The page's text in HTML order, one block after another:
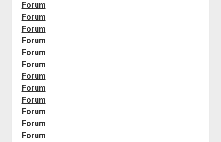
Forum
Forum
Forum
Forum
Forum
Forum
Forum
Forum
Forum
Forum
Forum
Forum